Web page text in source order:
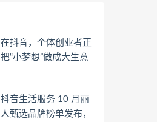
在抖音，个体创业者正
把“小梦想”做成大生意
抖音生活服务 10 月丽
人甄选品牌榜单发布，